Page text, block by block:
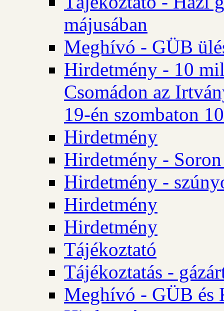
májusában
Meghívó - GÜB
Hirdetmény - 10
Csomádon az
19-én szombaton
Hirdetmény
Hirdetmény -
Hirdetmény -
Hirdetmény
Hirdetmény
Tájékoztató
Tájékoztatás -
Meghívó - GÜB és